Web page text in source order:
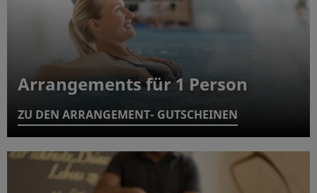
Arrangements für 1 Person
ZU DEN ARRANGEMENT- GUTSCHEINEN